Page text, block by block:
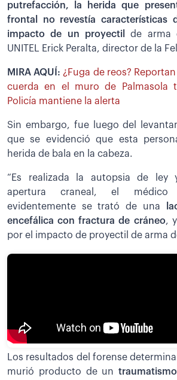
putrefacción, la herida que
frontal no revestía características
impacto de un proyectil
de arma
UNITEL Erick Peralta, director de la
MIRA AQUÍ:¿Fuga de reos?
cuerda en el muro de Palmasola
Policía mantiene la alerta
Sin embargo, fue luego del
que se evidenció que esta
herida de bala en la cabeza.
“Es realizada la autopsia de ley
apertura craneal, el médico
evidentemente se trató de una
encefálica con fractura de cráneo,
por el impacto de proyectil de arma
Los resultados del forense
murió producto de un